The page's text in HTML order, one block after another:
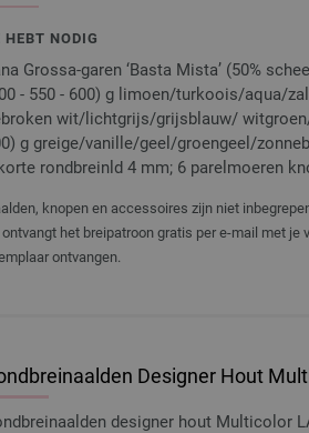
HEBT NODIG
Grossa-garen ‘Basta Mista’ (50%
- 550 - 600) g limoen/turkoois/aqua/
wit/lichtgrijs/grijsblauw/
g greige/vanille/geel/groengeel/
rondbreinld 4 mm; 6 parelmoeren
knopen en accessoires zijn niet
het breipatroon gratis per e-mail met je
ontvangen.
Designer Hout
designer hout Multicolor